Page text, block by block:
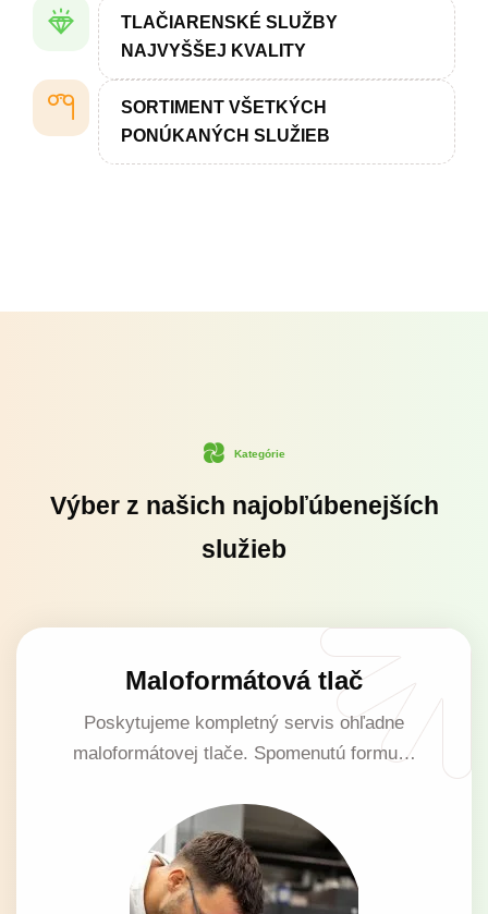
TLAČIARENSKÉ SLUŽBY
NAJVYŠŠEJ KVALITY
SORTIMENT VŠETKÝCH
PONÚKANÝCH SLUŽIEB
Kategórie
Výber z našich najobľúbenejších
služieb
Maloformátová tlač
Poskytujeme kompletný servis ohľadne
maloformátovej tlače. Spomenutú formu…